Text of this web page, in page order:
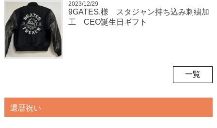
2023/12/29
9GATES.様 スタジャン持ち込み刺繍加
工 CEO誕生日ギフト
一覧
還暦祝い